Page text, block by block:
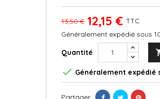
13,50 € 12,15 € TTC
Généralement expédié sous
Quantité
 Généralement expédié
Partager